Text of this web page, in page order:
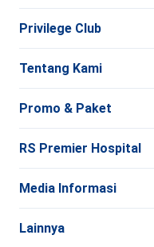
Privilege Club
Tentang Kami
Promo & Paket
RS Premier Hospital
Media Informasi
Lainnya